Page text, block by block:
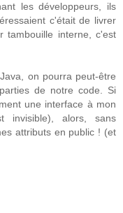
les développeurs, ils
c'était de livrer
tambouille interne, c'est
on pourra peut-être
de notre code. Si
une interface à mon
invisible), alors, sans
attributs en public ! (et